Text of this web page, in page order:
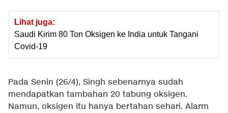
Lihat juga:
Saudi Kirim 80 Ton Oksigen ke India untuk Tangani
Covid-19
Pada Senin (26/4), Singh sebenarnya sudah
mendapatkan tambahan 20 tabung oksigen.
Namun, oksigen itu hanya bertahan sehari. Alarm